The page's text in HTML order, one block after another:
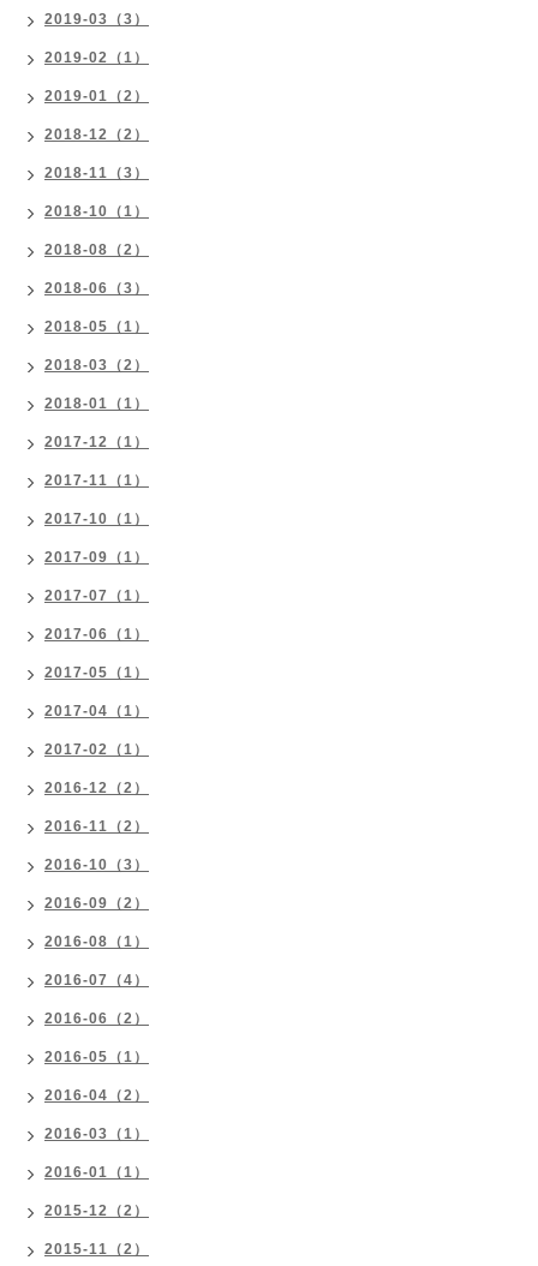
2019-03（3）
2019-02（1）
2019-01（2）
2018-12（2）
2018-11（3）
2018-10（1）
2018-08（2）
2018-06（3）
2018-05（1）
2018-03（2）
2018-01（1）
2017-12（1）
2017-11（1）
2017-10（1）
2017-09（1）
2017-07（1）
2017-06（1）
2017-05（1）
2017-04（1）
2017-02（1）
2016-12（2）
2016-11（2）
2016-10（3）
2016-09（2）
2016-08（1）
2016-07（4）
2016-06（2）
2016-05（1）
2016-04（2）
2016-03（1）
2016-01（1）
2015-12（2）
2015-11（2）